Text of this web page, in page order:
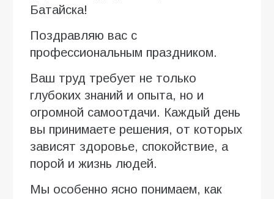
Батайска!
Поздравляю вас с
профессиональным праздником.
Ваш труд требует не только
глубоких знаний и опыта, но и
огромной самоотдачи. Каждый день
вы принимаете решения, от которых
зависят здоровье, спокойствие, а
порой и жизнь людей.
Мы особенно ясно понимаем, как